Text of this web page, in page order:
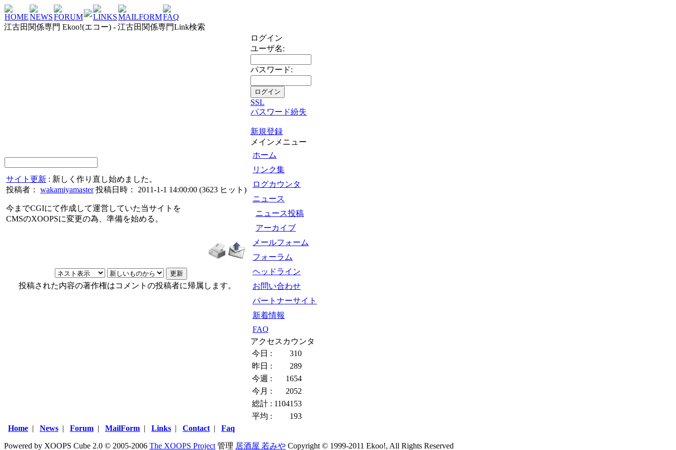
HOMENEWSFORUM LINKSMAILFORMFAQ
江古田関係専門 Ekoo!(エコー) - 江古田関係専門Link検索
サイト更新 : 新しく作り直し始めました。
投稿者： wakamiyamaster 投稿日時： 2011-1-1 14:00:00 (3623 ヒット )
今までCGIにて作成して運営していた当サイトを
CMSのXOOPSに変更の為、準備を始める。
投稿された内容の著作権はコメントの投稿者に帰属します。
ログイン
ユーザ名:
パスワード:
SSL
パスワード紛失
新規登録
メインメニュー
ホーム
リンク集
ログカウンタ
ニュース
ニュース投稿
アーカイブ
メールフォーム
フォーラム
ヘッドライン
お問い合わせ
パートナーサイト
新着情報
FAQ
アクセスカウンタ
今日 :
310
昨日 :
289
今週 :
1654
今月 :
2052
総計 : 1104153
平均 :
193
Home | News | Forum | MailForm | Links | Contact | Faq
Powered by XOOPS Cube 2.0 © 2005-2006 The XOOPS Project 管理 居酒屋 若みや Copyright © 1999-2011 Ekoo!, All Rights Reserved